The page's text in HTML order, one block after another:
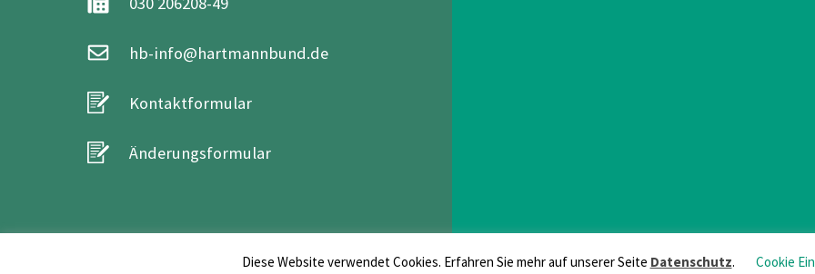
hb-info@hartmannbund.de
Kontaktformular
Änderungsformular
Login FAQs
Diese Website verwendet Cookies. Erfahren Sie mehr auf unserer Seite Datenschutz. Cookie